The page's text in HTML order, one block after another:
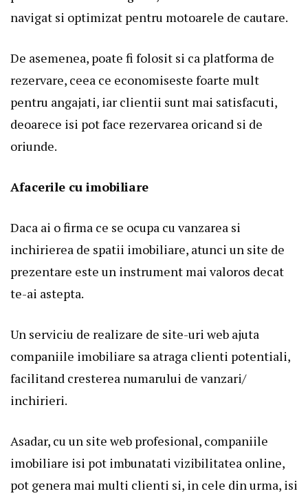
navigat si optimizat pentru motoarele de cautare.
De asemenea, poate fi folosit si ca platforma de
rezervare, ceea ce economiseste foarte mult
pentru angajati, iar clientii sunt mai satisfacuti,
deoarece isi pot face rezervarea oricand si de
oriunde.
Afacerile cu imobiliare
Daca ai o firma ce se ocupa cu vanzarea si
inchirierea de spatii imobiliare, atunci un site de
prezentare este un instrument mai valoros decat
te-ai astepta.
Un serviciu de realizare de site-uri web ajuta
companiile imobiliare sa atraga clienti potentiali,
facilitand cresterea numarului de vanzari/
inchirieri.
Asadar, cu un site web profesional, companiile
imobiliare isi pot imbunatati vizibilitatea online,
pot genera mai multi clienti si, in cele din urma, isi